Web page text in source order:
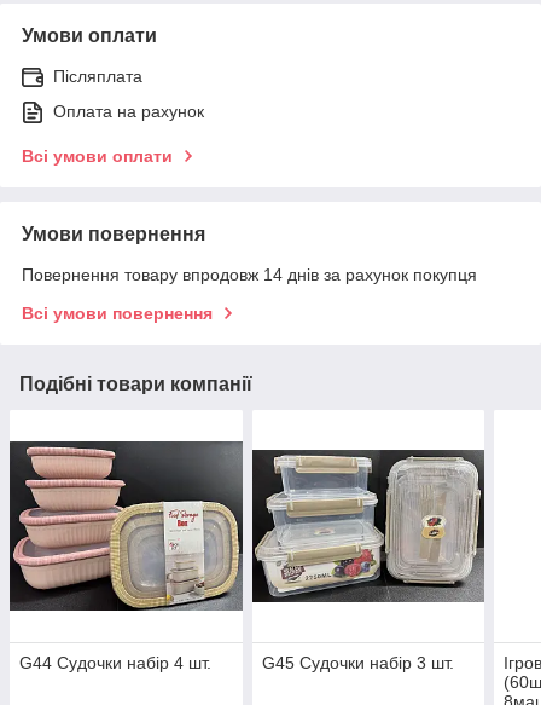
Умови оплати
Післяплата
Оплата на рахунок
Всі умови оплати
Умови повернення
Повернення товару впродовж 14 днів за рахунок покупця
Всі умови повернення
Подібні товари компанії
G44 Судочки набір 4 шт. G45 Судочки набір 3 шт.